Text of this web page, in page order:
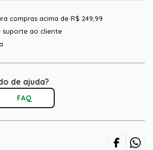
compras acima de R$ 249,99
suporte ao cliente
de ajuda?
FAQ